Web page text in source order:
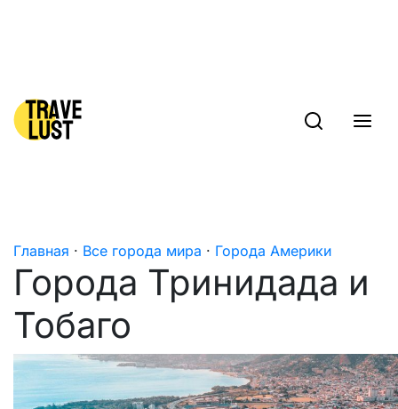
Главная · Все города мира · Города Америки
Города Тринидада и
Тобаго